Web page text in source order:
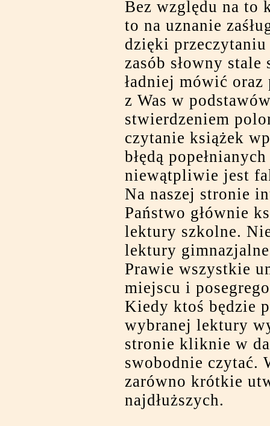
Bez względu na to
to na uznanie
dzięki
zasób słowny
ładniej mówić
z Was w
stwierdzeniem
czytanie książek
błędą
niewątpliwie jest
Na naszej stronie
Państwo głównie
lektury szkolne.
lektury
Prawie wszystkie
miejscu i
Kiedy ktoś będzie
wybranej lektury
stronie kliknie w
swobodnie czytać.
zarówno krótkie
najdłuższych.